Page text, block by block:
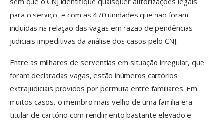
para o serviço, e com as 470 unidades que não foram
incluídas na relação das vagas em razão de pendências
judiciais impeditivas da análise dos casos pelo CNJ.
Entre as milhares de serventias em situação irregular, que
foram declaradas vagas, estão inúmeros cartórios
extrajudiciais providos por permuta entre familiares. Em
muitos casos, o membro mais velho de uma família era
titular de cartório com rendimento bastante elevado e